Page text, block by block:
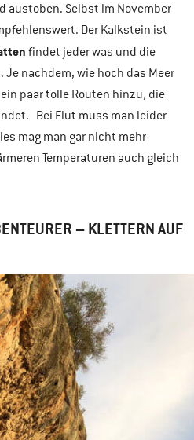
austoben. Selbst im November
Der Kalkstein ist
findet jeder was und die
nachdem, wie hoch das Meer
paar tolle Routen hinzu, die
Bei Flut muss man leider
mag man gar nicht mehr
Temperaturen auch gleich
– KLETTERN AUF